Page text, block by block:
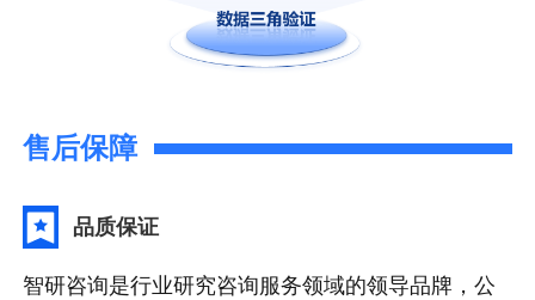
售后保障
品质保证
智研咨询是行业研究咨询服务领域的领导品牌，公